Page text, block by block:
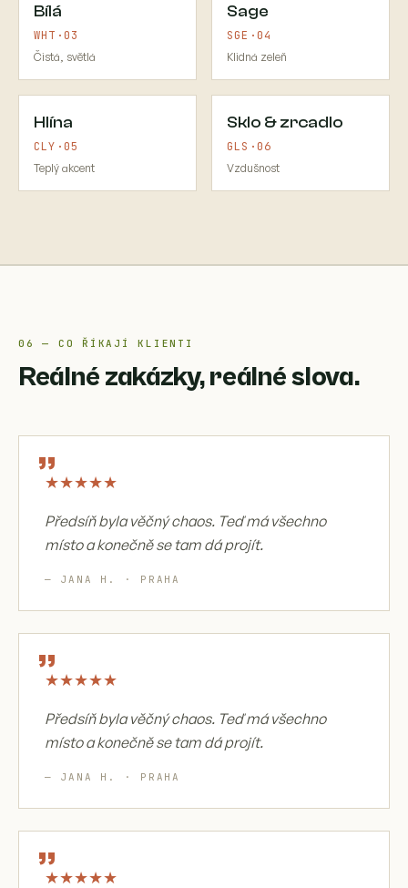
Bílá
WHT·03
Čistá, světlá
Sage
SGE·04
Klidná zeleň
Hlína
CLY·05
Teplý akcent
Sklo & zrcadlo
GLS·06
Vzdušnost
06 — CO ŘÍKAJÍ KLIENTI
Reálné zakázky, reálné slova.
„
★★★★★
Předsíň byla věčný chaos. Teď má všechno
místo a konečně se tam dá projít.
— JANA H. · PRAHA
„
★★★★★
Předsíň byla věčný chaos. Teď má všechno
místo a konečně se tam dá projít.
— JANA H. · PRAHA
„
★★★★★